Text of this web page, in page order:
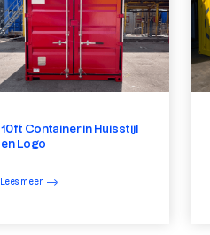
10ft Container in Huisstijl
en Logo
Lees meer